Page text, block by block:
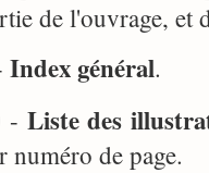
de l'ouvrage, et
Index général.
- Liste des
numéro de page.